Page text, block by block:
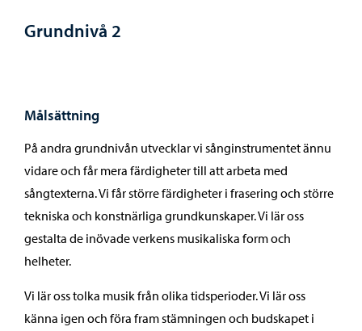
Grundnivå 2
Målsättning
På andra grundnivån utvecklar vi sånginstrumentet ännu
vidare och får mera färdigheter till att arbeta med
sångtexterna. Vi får större färdigheter i frasering och större
tekniska och konstnärliga grundkunskaper. Vi lär oss
gestalta de inövade verkens musikaliska form och
helheter.
Vi lär oss tolka musik från olika tidsperioder. Vi lär oss
känna igen och föra fram stämningen och budskapet i